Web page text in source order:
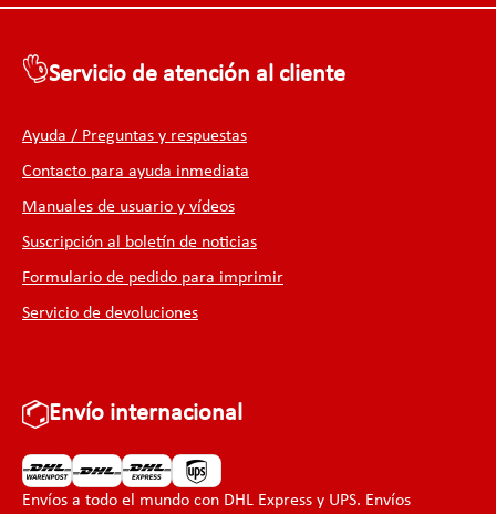
Servicio de atención al cliente
Ayuda / Preguntas y respuestas
Contacto para ayuda inmediata
Manuales de usuario y vídeos
Suscripción al boletín de noticias
Formulario de pedido para imprimir
Servicio de devoluciones
Envío internacional
Envíos a todo el mundo con DHL Express y UPS. Envíos